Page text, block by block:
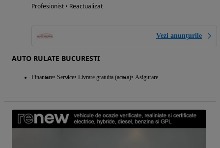
Profesionist • Reactualizat
Vezi anunțurile
AUTO RULATE BUCURESTI
Finantare Service Livrare gratuita (acasa) Asigurare